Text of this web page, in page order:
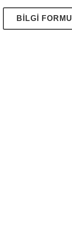
BİLGİ FORMU